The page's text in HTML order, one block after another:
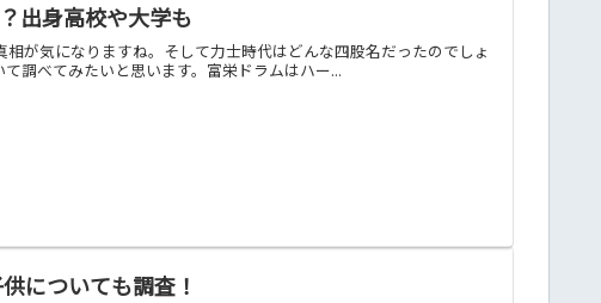
出身高校や大学も
が気になりますね。そして力士時代はどんな四股名だったのでしょ
調べてみたいと思います。富栄ドラムはハー...
についても調査！